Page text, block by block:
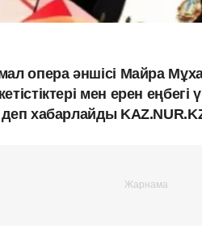
опера әншісі Майра
мен ерен
хабарлайды